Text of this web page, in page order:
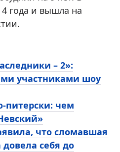
года и вышла на
– 2»:
участниками шоу
питерски: чем
что сломавшая
довела себя до